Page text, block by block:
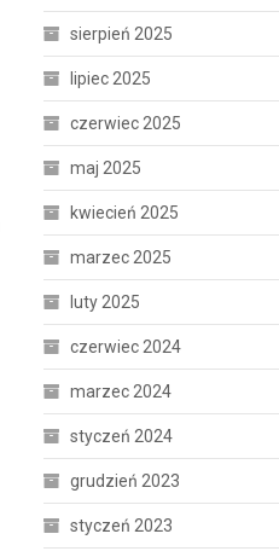
sierpień 2025
lipiec 2025
czerwiec 2025
maj 2025
kwiecień 2025
marzec 2025
luty 2025
czerwiec 2024
marzec 2024
styczeń 2024
grudzień 2023
styczeń 2023